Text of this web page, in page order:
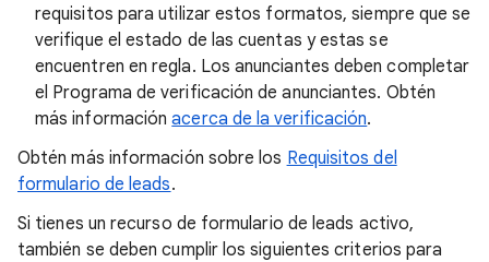
requisitos para utilizar estos formatos, siempre que se
verifique el estado de las cuentas y estas se
encuentren en regla. Los anunciantes deben completar
el Programa de verificación de anunciantes. Obtén
más informaciónacerca de la verificación.
Obtén más información sobre los Requisitos del
formulario de leads.
Si tienes un recurso de formulario de leads activo,
también se deben cumplir los siguientes criterios para